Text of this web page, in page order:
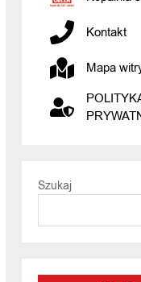
Kontakt
Mapa
Szukaj